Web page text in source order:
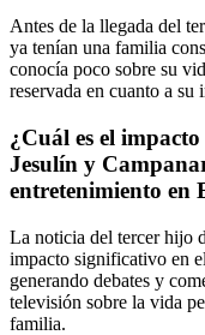
Antes de la llegada del
ya tenían una familia
conocía poco sobre su
reservada en cuanto a su
¿Cuál es el
Jesulín y
entretenimiento en
La noticia del tercer hijo
impacto significativo en
generando debates y
televisión sobre la vida
familia.